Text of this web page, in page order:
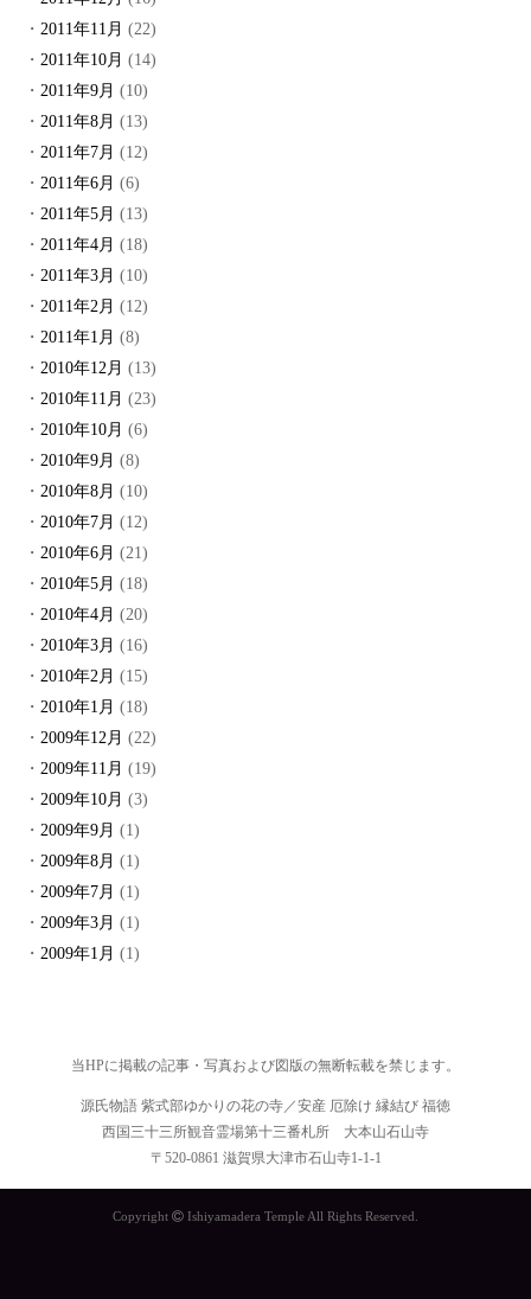
2011年11月 (22)
2011年10月 (14)
2011年9月 (10)
2011年8月 (13)
2011年7月 (12)
2011年6月 (6)
2011年5月 (13)
2011年4月 (18)
2011年3月 (10)
2011年2月 (12)
2011年1月 (8)
2010年12月 (13)
2010年11月 (23)
2010年10月 (6)
2010年9月 (8)
2010年8月 (10)
2010年7月 (12)
2010年6月 (21)
2010年5月 (18)
2010年4月 (20)
2010年3月 (16)
2010年2月 (15)
2010年1月 (18)
2009年12月 (22)
2009年11月 (19)
2009年10月 (3)
2009年9月 (1)
2009年8月 (1)
2009年7月 (1)
2009年3月 (1)
2009年1月 (1)
当HPに掲載の記事・写真および図版の無断転載を禁じます。
源氏物語 紫式部ゆかりの花の寺／安産 厄除け 縁結び 福徳
西国三十三所観音霊場第十三番札所 大本山石山寺
〒520-0861 滋賀県大津市石山寺1-1-1
Copyright Ishiyamadera Temple All Rights Reserved.